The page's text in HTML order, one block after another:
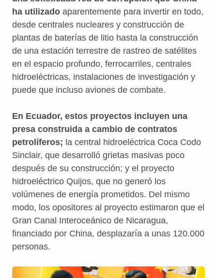
ha utilizado aparentemente para invertir en todo,
desde centrales nucleares y construcción de
plantas de baterías de litio hasta la construcción
de una estación terrestre de rastreo de satélites
en el espacio profundo, ferrocarriles, centrales
hidroeléctricas, instalaciones de investigación y
puede que incluso aviones de combate.
En Ecuador, estos proyectos incluyen una
presa construida a cambio de contratos
petrolíferos; la central hidroeléctrica Coca Codo
Sinclair, que desarrolló grietas masivas poco
después de su construcción; y el proyecto
hidroeléctrico Quijos, que no generó los
volúmenes de energía prometidos. Del mismo
modo, los opositores al proyecto estimaron que el
Gran Canal Interoceánico de Nicaragua,
financiado por China, desplazaría a unas 120.000
personas.